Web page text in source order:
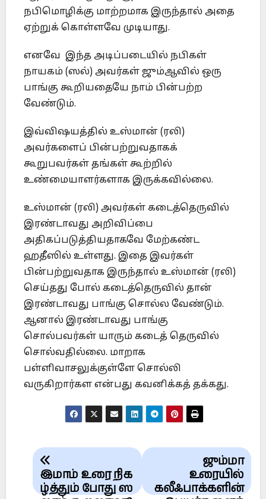
நபிமொழிக்கு மாற்றமாக இருந்தால் அதை
ஏற்றுக் கொள்ளவே முடியாது.
எனவே இந்த அடிப்படையில் நபிகள்
நாயகம் (ஸல்) அவர்கள் ஜும்ஆவில் ஒரு
பாங்கு கூறியதையே நாம் பின்பற்ற
வேண்டும்.
இவ்விஷயத்தில் உஸ்மான் (ரலி)
அவர்களைப் பின்பற்றுவதாகக்
கூறுபவர்கள் தங்கள் கூற்றில்
உண்மையாளர்களாக இருக்கவில்லை.
உஸ்மான் (ரலி) அவர்கள் கடைத்தெருவில்
இரண்டாவது அறிவிப்பை
அதிகப்படுத்தியதாகவே மேற்கண்ட
ஹதீஸில் உள்ளது. இதை இவர்கள்
பின்பற்றுவதாக இருந்தால் உஸ்மான் (ரலி)
செய்தது போல் கடைத்தெருவில் தான்
இரண்டாவது பாங்கு சொல்ல வேண்டும்.
ஆனால் இரண்டாவது பாங்கு
சொல்பவர்கள் யாரும் கடைத் தெருவில்
சொல்வதில்லை. மாறாக
பள்ளிவாசலுக்குள்ளே சொல்லி
வருகிறார்கள என்பது கவனிக்கத் தக்கது.
Post
navigation
ஜும்மா
உரையில்
கலீஃபாக்களின்
இமாம் உரை நிக
ழ்த்தும் போது ஸ